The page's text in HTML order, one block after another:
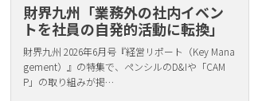
財界九州「業務外の社内イベン
トを社員の自発的活動に転換」
財界九州 2026年6月号『経営リポート（Key Mana
gement）』の特集で、ペンシルのD&Iや「CAM
P」の取り組みが掲…